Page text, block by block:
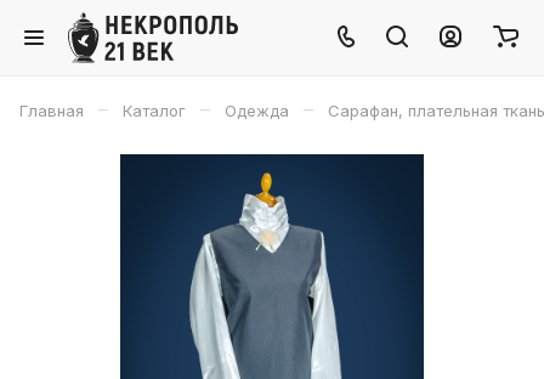
Главная – Каталог – Одежда – Сарафан, плательная